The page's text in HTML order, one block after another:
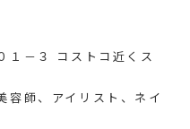
１－３ コストコ近くス
容師、アイリスト、ネイ